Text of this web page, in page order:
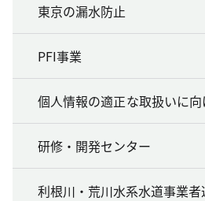
東京の漏水防止
PFI事業
個人情報の適正な取扱いに向
研修・開発センター
利根川・荒川水系水道事業